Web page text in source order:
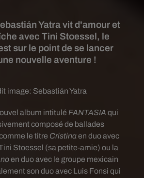
Yatra vit d'amour et
avec Tini Stoessel, le
sur le point de se lancer
nouvelle aventure !
image: Sebastián Yatra
album intitulé FANTASIA qui
composé de ballades
le titre Cristinaen duo avec
Stoessel (sa petite-amie) ou la
en duo avec le groupe mexicain
son duo avec Luis Fonsi qui